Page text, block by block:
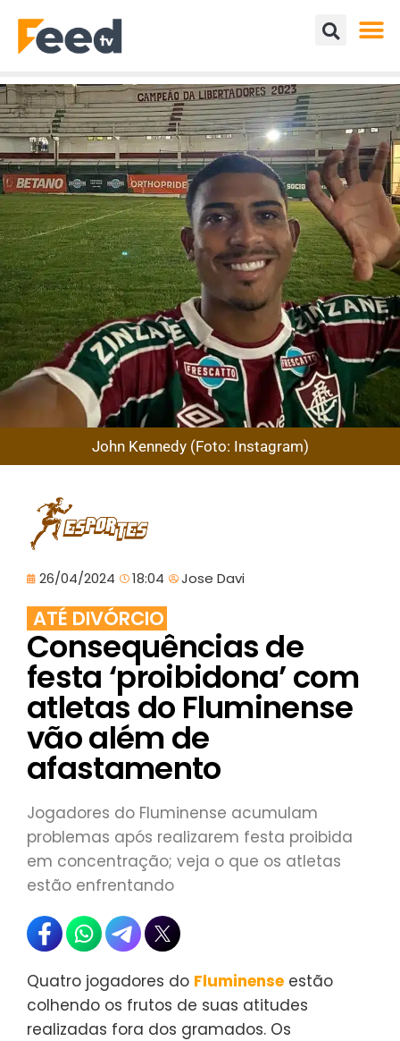
John Kennedy (Foto: Instagram)
26/04/2024 18:04 Jose Davi
ATÉ DIVÓRCIO
Consequências de
festa ‘proibidona’ com
atletas do Fluminense
vão além de
afastamento
Jogadores do Fluminense acumulam
problemas após realizarem festa proibida
em concentração; veja o que os atletas
estão enfrentando
Quatro jogadores do Fluminense estão
colhendo os frutos de suas atitudes
realizadas fora dos gramados. Os